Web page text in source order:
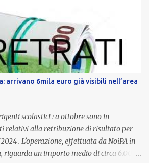
di violenza di genere, in linea con la
l’obiettivo di offrire maggiore tutela e
L’indennità provinciale per i docenti
tratta di una misura esclusiva della
che integra in maniera stabile lo
alle prerogative garantite
è un bonus temporaneo né un
una voce strutturale di retribuzione,
in base al cost...
arrivano 6mila euro già visibili nell’area
scolastici : a ottobre sono in
relativi alla retribuzione di risultato per
. L’operazione, effettuata da NoiPA in
riguarda un importo medio di circa 6.000